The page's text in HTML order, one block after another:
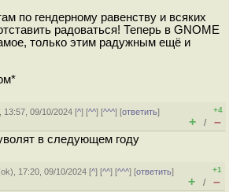
по гендерному равенству и всяких
радоваться! Теперь в GNOME
только этим радужным ещё и
13:57, 09/10/2024 [^] [^^] [^^^] [ответить]
+4
+ / –
в следующем году
ok), 17:20, 09/10/2024 [^] [^^] [^^^] [ответить]
+1
+ / –